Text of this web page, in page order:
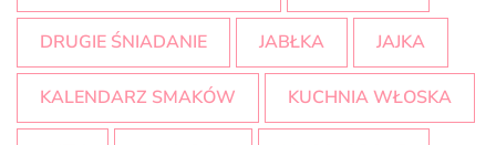
DRUGIE ŚNIADANIE JABŁKA JAJKA
KALENDARZ SMAKÓW KUCHNIA WŁOSKA